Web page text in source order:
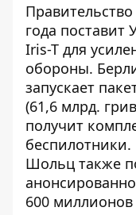
года поставит
Iris-T для
обороны.
запускает
(61,6 млрд.
получит
Шольц также
600 миллионов